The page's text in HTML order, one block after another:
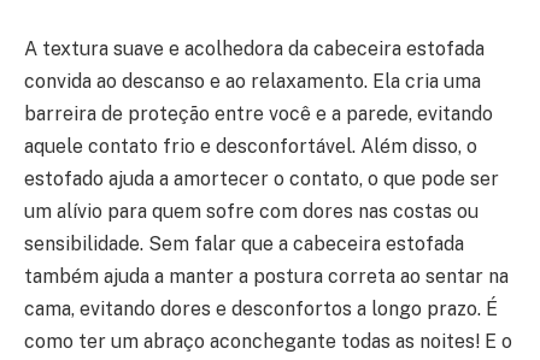
A textura suave e acolhedora da cabeceira estofada
convida ao descanso e ao relaxamento. Ela cria uma
barreira de proteção entre você e a parede, evitando
aquele contato frio e desconfortável. Além disso, o
estofado ajuda a amortecer o contato, o que pode ser
um alívio para quem sofre com dores nas costas ou
sensibilidade. Sem falar que a cabeceira estofada
também ajuda a manter a postura correta ao sentar na
cama, evitando dores e desconfortos a longo prazo. É
como ter um abraço aconchegante todas as noites! E o